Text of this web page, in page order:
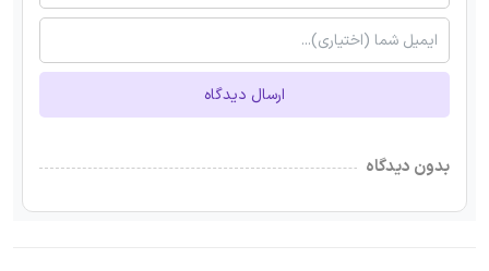
ارسال دیدگاه
بدون دیدگاه